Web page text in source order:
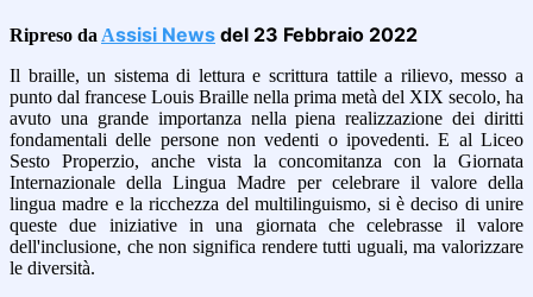
Ripreso da Assisi News del 23 Febbraio 2022
Il braille, un sistema di lettura e scrittura tattile a rilievo, messo a
punto dal francese Louis Braille nella prima metà del XIX secolo, ha
avuto una grande importanza nella piena realizzazione dei diritti
fondamentali delle persone non vedenti o ipovedenti. E al Liceo
Sesto Properzio, anche vista la concomitanza con la Giornata
Internazionale della Lingua Madre per celebrare il valore della
lingua madre e la ricchezza del multilinguismo, si è deciso di unire
queste due iniziative in una giornata che celebrasse il valore
dell'inclusione, che non significa rendere tutti uguali, ma valorizzare
le diversità.